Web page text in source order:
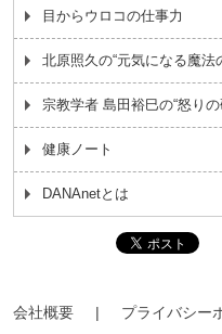
目からウロコの仕事力
北原照久の“元気になる魔法
宗教学者 島田裕巳の“怒りの
健康ノート
DANAnetとは
会社概要 | プライバシー